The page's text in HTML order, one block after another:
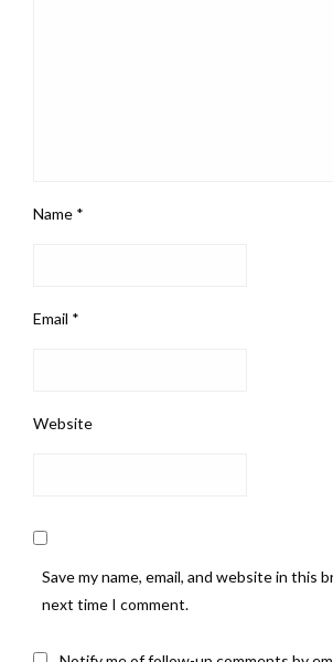
Name *
Email *
Website
Save my name, email, and website in this
next time I comment.